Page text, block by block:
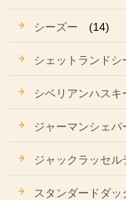
シーズー (14)
シェットランドシ
シベリアンハスキ
ジャーマンシェパ
ジャックラッセル
スタンダードダッ